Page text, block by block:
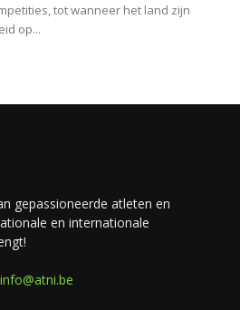
tot wanneer het land zijn
op...
gepassioneerde atleten en
en internationale
info@atni.be